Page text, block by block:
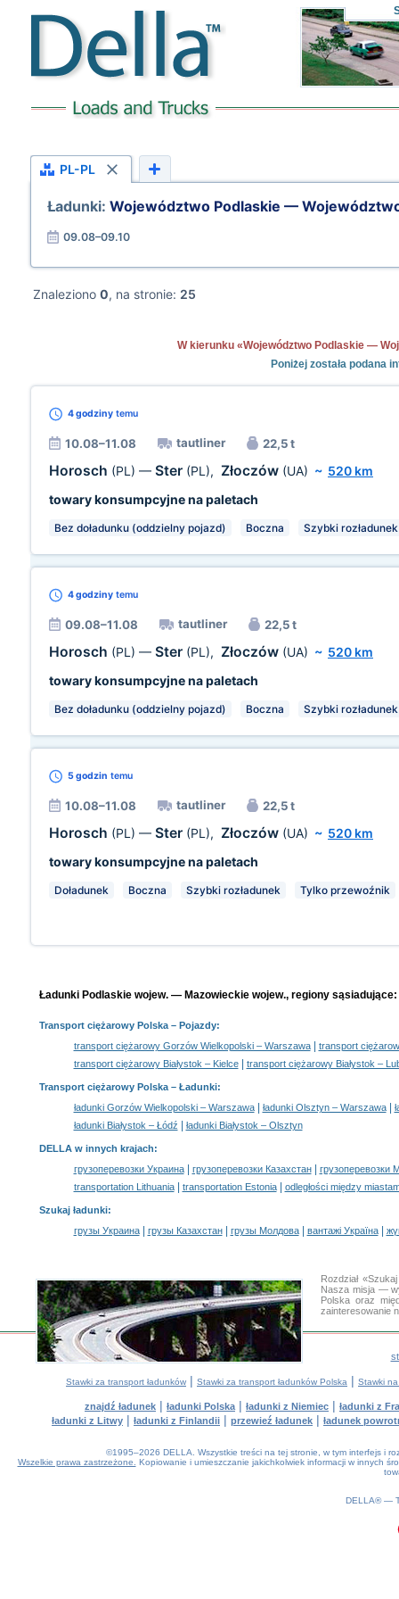
PL-PL
Ładunki: Województwo Podlaskie —
09.08–09.10
Znaleziono 0, na stronie: 25
W kierunku «Województwo Podlaskie —
Poniżej została podana
4 godziny temu
10.08–11.08 tautliner 22,5 t
Horosch (PL) — Ster (PL), Złoczów (UA) ~ 520 km
towary konsumpcyjne na paletach
Bez doładunku (oddzielny pojazd) Boczna Szybki rozładunek
4 godziny temu
09.08–11.08 tautliner 22,5 t
Horosch (PL) — Ster (PL), Złoczów (UA) ~ 520 km
towary konsumpcyjne na paletach
Bez doładunku (oddzielny pojazd) Boczna Szybki rozładunek
5 godzin temu
10.08–11.08 tautliner 22,5 t
Horosch (PL) — Ster (PL), Złoczów (UA) ~ 520 km
towary konsumpcyjne na paletach
Doładunek Boczna Szybki rozładunek Tylko przewoźnik
Ładunki Podlaskie wojew. — Mazowieckie wojew., regiony sąsiadujące:
Transport ciężarowy Polska– Pojazdy:
transport ciężarowy Gorzów Wielkopolski – Warszawa|
transport
transport ciężarowy Białystok – Kielce| transport ciężarowy Białystok –
Transport ciężarowy Polska – Ładunki:
ładunki Gorzów Wielkopolski – Warszawa| ładunki Olsztyn – Warszawa|
ładunki Białystok – Łódź
ładunki Białystok – Olsztyn
DELLA w innych krajach:
грузоперевозки Украина| грузоперевозки Казахстан|
грузоперевозки
transportation Lithuania| transportation Estonia| odległości między
Szukaj ładunki:
грузы Украина| грузы Казахстан| грузы Молдова| вантажі Україна|
Rozdział
Nasza misja —
Polska oraz
zainteresowanie
Stawki za transport ładunków | Stawki za transport ładunków Polska | Stawki
znajdź ładunek | ładunki Polska | ładunki z Niemiec | ładunki z
ładunki z Litwy | ładunki z Finlandii | przewieź ładunek | ładunek
©1995–2026 DELLA. Wszystkie treści na tej stronie, w tym interfejs i
Wszelkie prawa zastrzeżone.
Kopiowanie i umieszczanie jakichkolwiek informacji w innych
DELLA® —